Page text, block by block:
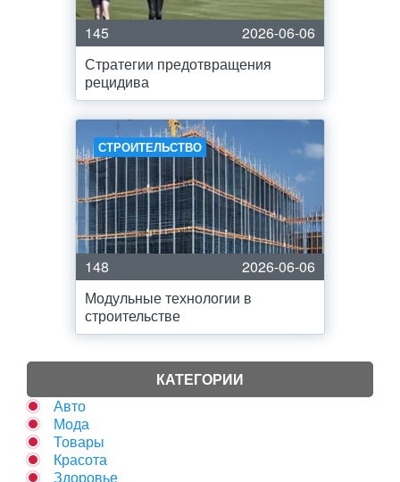
145
2026-06-06
Стратегии предотвращения
рецидива
СТРОИТЕЛЬСТВО
148
2026-06-06
Модульные технологии в
строительстве
КАТЕГОРИИ
Авто
Мода
Товары
Красота
Здоровье